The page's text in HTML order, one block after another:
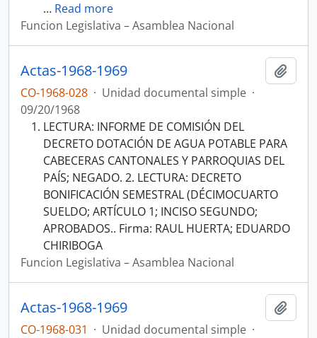
… Read more
Funcion Legislativa – Asamblea Nacional
Actas-1968-1969
CO-1968-028 · Unidad documental simple ·
09/20/1968
LECTURA: INFORME DE COMISIÓN DEL
DECRETO DOTACIÓN DE AGUA POTABLE PARA
CABECERAS CANTONALES Y PARROQUIAS DEL
PAÍS; NEGADO. 2. LECTURA: DECRETO
BONIFICACIÓN SEMESTRAL (DÉCIMOCUARTO
SUELDO; ARTÍCULO 1; INCISO SEGUNDO;
APROBADOS.. Firma: RAUL HUERTA; EDUARDO
CHIRIBOGA
Funcion Legislativa – Asamblea Nacional
Actas-1968-1969
CO-1968-031 · Unidad documental simple ·